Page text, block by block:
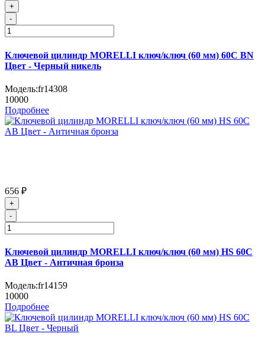
+
-
Ключевой цилиндр MORELLI ключ/ключ (60 мм) 60C BN
Цвет - Черный никель
Модель:fr14308
10000
Подробнее
656 ₽
+
-
Ключевой цилиндр MORELLI ключ/ключ (60 мм) HS 60C
AB Цвет - Античная бронза
Модель:fr14159
10000
Подробнее